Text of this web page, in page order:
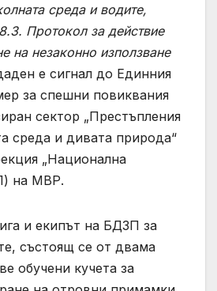
среда и водите,
Протокол за действие
на незаконно използване
е сигнал до Единния
за спешни повиквания
сектор „Престъпления
среда и дивата природа“
„Национална
на МВР.
и екипът на БДЗП за
състоящ се от двама
обучени кучета за